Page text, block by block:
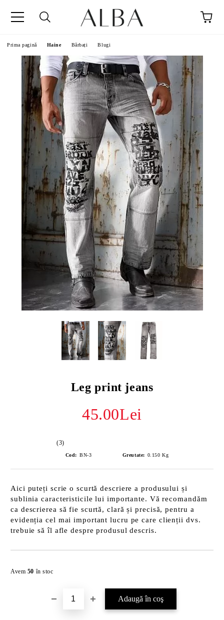
Prima pagină Haine Bărbați Blugi
Leg print jeans
45.00Lei
(3)
Cod: BN-3 Greutate: 0.150 Kg
Aici puteți scrie o scurtă descriere a produsului și
sublinia caracteristicile lui importante. Vă recomandăm
ca descrierea să fie scurtă, clară și precisă, pentru a
evidenția cel mai important lucru pe care clienții dvs.
trebuie să îl afle despre produsul descris.
Avem 50 în stoc